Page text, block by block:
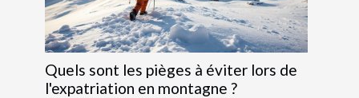
Quels sont les pièges à éviter lors de
l'expatriation en montagne ?